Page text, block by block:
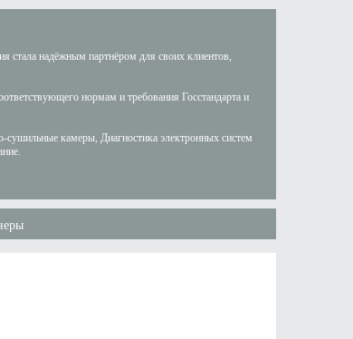
стала надёжным партнёром для своих клиентов,
нормам и требования Госстандарта и
камеры, Диагностика электронных систем